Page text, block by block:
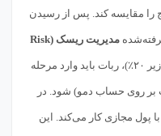
را مقایسه کند. پس از رسیدن
مدیریت ریسک (Risk
بر روی حساب دمو) شود. در
با پول مجازی کار می‌کند. این